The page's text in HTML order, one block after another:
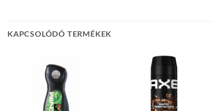
KAPCSOLÓDÓ TERMÉKEK